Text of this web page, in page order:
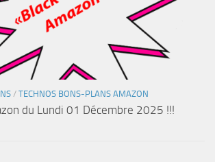
/ TECHNOS BONS-PLANS AMAZON
du Lundi 01 Décembre 2025 !!!